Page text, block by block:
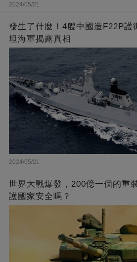
2024/05/21
發生了什麼！4艘中國造F22P護
坦海軍揭露真相
2024/05/21
世界大戰爆發，200億一個的重
護國家安全嗎？